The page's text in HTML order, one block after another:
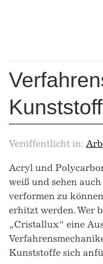
Veröffentlicht in:
Acryl und
weiß und sehen
verformen zu
erhitzt werden. Wer
„Cristallux“ eine
Kunststoffe sich